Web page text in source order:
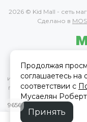
2026 © Kid Mall - сеть
Сделано в
характеристик,
информационный
публичной офертой,
9656
Продолжая
соглашаетесь на
соответствии с
Мусаелян
Принять